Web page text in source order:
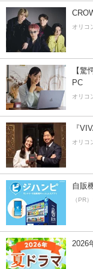
オリコ
【
PC
オリコ
『
オリコ
自販
（PR
2026